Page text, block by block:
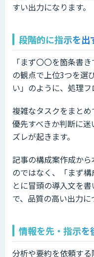
すい出力になります。
段階的に指示を出
「まず〇〇を箇条書
の観点で上位3つを選
い」のように、処理フ
複雑なタスクをまと
優先すべきか判断に
ズレが起きます。
記事の構成案作成か
のではなく、「まず
とに冒頭の導入文を
で、品質の高い出力に
情報を先・指示を
分析や要約を依頼す